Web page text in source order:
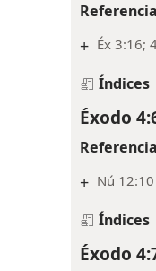
+ Éx 3:16;
Índices
Éxodo
+ Nú 12:10
Índices
Éxodo